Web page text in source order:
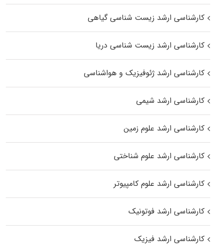
کارشناسی ارشد زیست‌ شناسی گیاهی
کارشناسی ارشد زیست‌ شناسی دریا
کارشناسی ارشد ژئوفیزیک و هواشناسی
کارشناسی ارشد شیمی
کارشناسی ارشد علوم زمین
کارشناسی ارشد علوم شناختی
کارشناسی ارشد علوم کامپیوتر
کارشناسی ارشد فوتونیک
کارشناسی ارشد فیزیک